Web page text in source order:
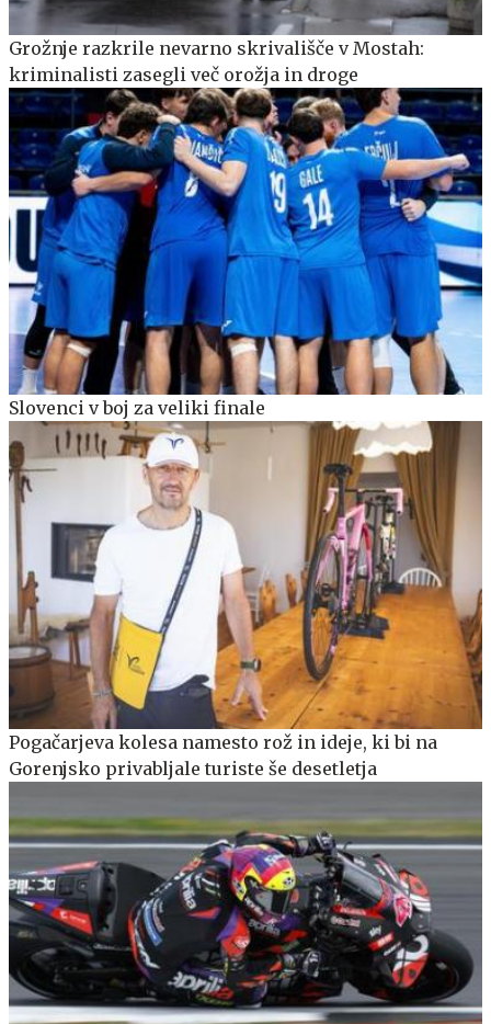
Grožnje razkrile nevarno skrivališče v Mostah:
kriminalisti zasegli več orožja in droge
Slovenci v boj za veliki finale
Pogačarjeva kolesa namesto rož in ideje, ki bi na
Gorenjsko privabljale turiste še desetletja